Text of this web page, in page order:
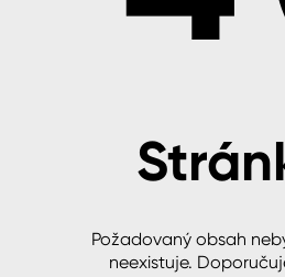
čističe, technické
Požadovaný obsah
neexistuje.